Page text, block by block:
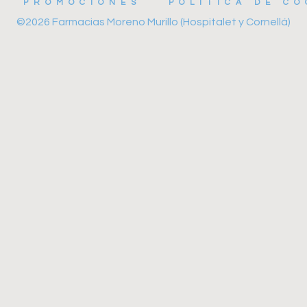
PROMOCIONES POLÍTICA DE
©2026 Farmacias Moreno Murillo (Hospitalet y Cornellá)